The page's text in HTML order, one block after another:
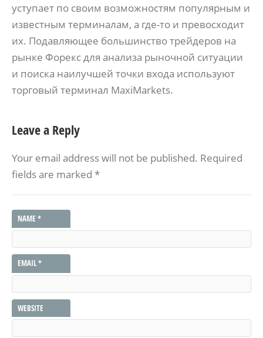
уступает по своим возможностям популярным и
известным терминалам, а где-то и превосходит
их. Подавляющее большинство трейдеров на
рынке Форекс для анализа рыночной ситуации
и поиска наилучшей точки входа используют
торговый терминал MaxiMarkets.
Leave a Reply
Your email address will not be published. Required
fields are marked *
NAME *
EMAIL*
WEBSITE